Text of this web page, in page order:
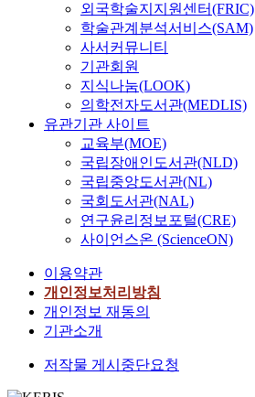
외국학술지지원센터(FRIC)
학술관계분석서비스(SAM)
사서커뮤니티
기관회원
지식나눔(LOOK)
의학전자도서관(MEDLIS)
유관기관 사이트
교육부(MOE)
국립장애인도서관(NLD)
국립중앙도서관(NL)
국회도서관(NAL)
연구윤리정보포털(CRE)
사이언스온 (ScienceON)
이용약관
개인정보처리방침
개인정보 재동의
기관소개
저작물 게시중단요청